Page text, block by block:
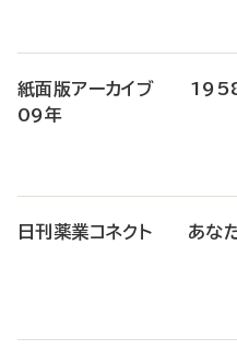
紙面版アーカイブ
09年
日刊薬業コネクト あなた